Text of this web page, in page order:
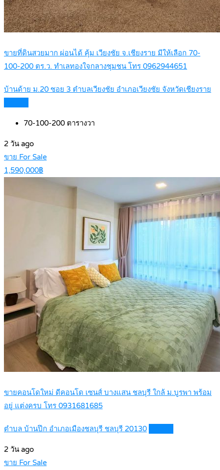
ขายที่ดินสวยมาก ผ่อนได้ คุ้ม เวียงชัย จ.เชียงราย มีให้เลือก 70-
100-200 ตร.ว. ทำเลทองใจกลางชุมชน โทร 0962944651
บ้านด้าย ม.20 ซอย 3 ตำบลเวียงชัย อำเภอเวียงชัย จังหวัดเชียงราย
70-100-200 ตารางวา
2 วัน ago
ขาย For Sale
1,590,000฿
ขายคอนโดใหม่ ดีคอนโด เซนส์ บางแสน ชลบุรี ใกล้ ม.บูรพา พร้อม
อยู่ แต่งครบ โทร 0931681685
ตำบล บ้านปึก อำเภอเมืองชลบุรี ชลบุรี 20130
2 วัน ago
ขาย For Sale